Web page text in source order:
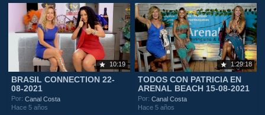
10:19
BRASIL CONNECTION 22-
08-2021
Por:Canal Costa
Hace 5 años
1:29:18
TODOS CON PATRICIA EN
ARENAL BEACH 15-08-2021
Por:Canal Costa
Hace 5 años